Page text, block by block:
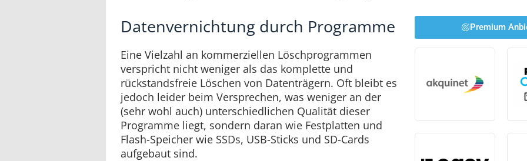
Datenvernichtung durch Programme
Eine Vielzahl an kommerziellen Löschprogrammen
verspricht nicht weniger als das komplette und
rückstandsfreie Löschen von Datenträgern. Oft bleibt es
jedoch leider beim Versprechen, was weniger an der
(sehr wohl auch) unterschiedlichen Qualität dieser
Programme liegt, sondern daran wie Festplatten und
Flash-Speicher wie SSDs, USB-Sticks und SD-Cards
aufgebaut sind.
Premium